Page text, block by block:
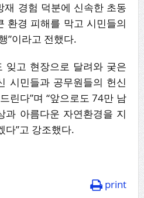
재 경험 덕분에 신속한 초동
환경 피해를 막고 시민들의
”이라고 전했다.
잊고 현장으로 달려와 궂은
시민들과 공무원들의 헌신
린다”며 “앞으로도 74만 남
과 아름다운 자연환경을 지
다”고 강조했다.
print